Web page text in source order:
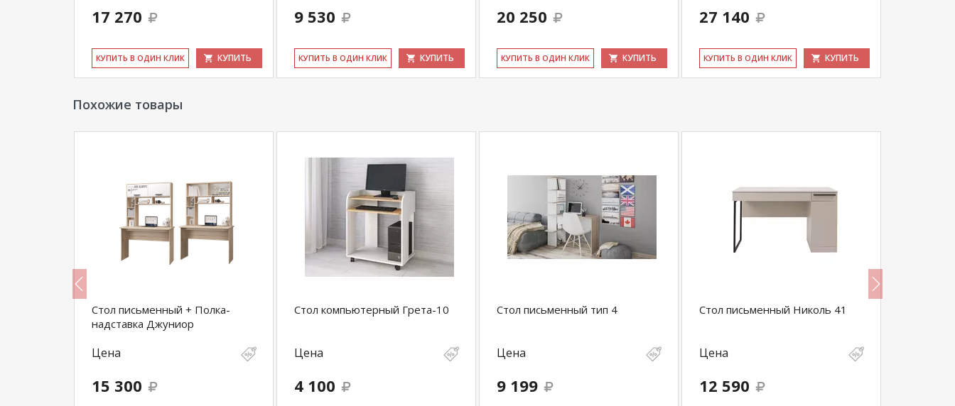
17 270
КУ­ПИТЬ В ОДИН КЛИК КУПИТЬ
9 530
КУ­ПИТЬ В ОДИН КЛИК КУПИТЬ
20 250
КУ­ПИТЬ В ОДИН КЛИК КУПИТЬ
27 140
КУ­ПИТЬ В ОДИН КЛИК КУПИТЬ
Похожие товары
Стол письменный + Полка-
надставка Джуниор
Цена
15 300
Стол компьютерный Грета-10
Цена
4 100
Стол письменный тип 4
Цена
9 199
Стол письменный Николь 41
Цена
12 590